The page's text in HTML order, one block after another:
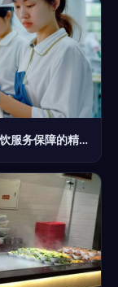
从“四”到“六” 机关事务管理中心疫情期间餐饮服务保障的精细化升级